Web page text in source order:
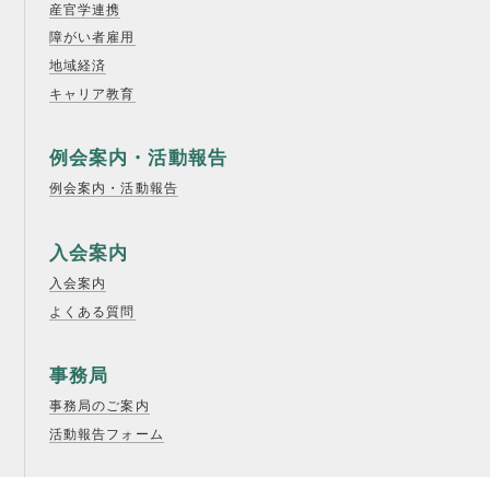
産官学連携
障がい者雇用
地域経済
キャリア教育
例会案内・活動報告
例会案内・活動報告
入会案内
入会案内
よくある質問
事務局
事務局のご案内
活動報告フォーム